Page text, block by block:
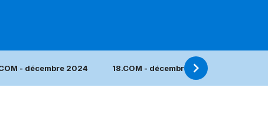
- décembre 2024 18.COM - décembre 2023